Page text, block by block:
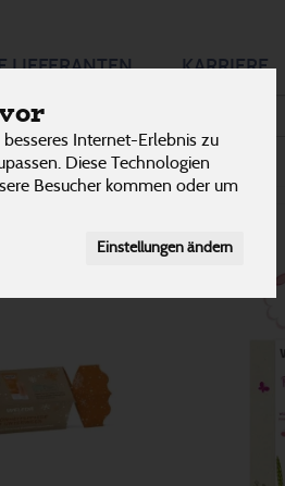
Internet-Erlebnis zu
Diese Technologien
Besucher kommen oder um
Einstellungen ändern
LIEFERANTEN KARRIERE